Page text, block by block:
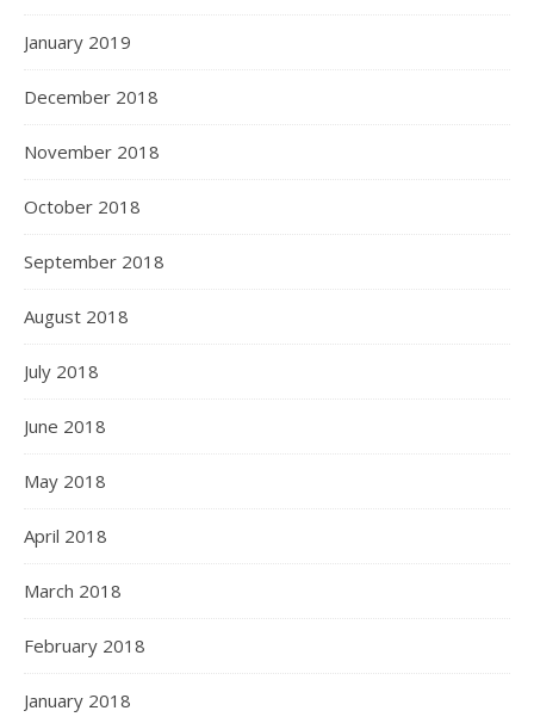
January 2019
December 2018
November 2018
October 2018
September 2018
August 2018
July 2018
June 2018
May 2018
April 2018
March 2018
February 2018
January 2018